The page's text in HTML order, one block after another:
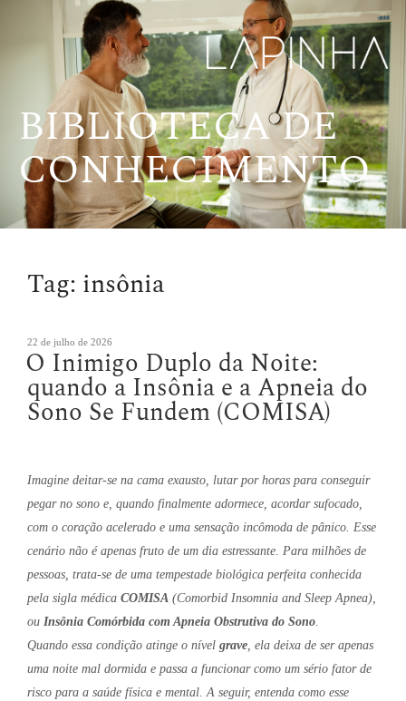
BIBLIOTECA DE
CONHECIMENTO
Tag: insônia
Publicado
em
22 de julho de 2026
O Inimigo Duplo da Noite:
quando a Insônia e a Apneia do
Sono Se Fundem (COMISA)
Imagine deitar-se na cama exausto, lutar por horas para conseguir
pegar no sono e, quando finalmente adormece, acordar sufocado,
com o coração acelerado e uma sensação incômoda de pânico. Esse
cenário não é apenas fruto de um dia estressante. Para milhões de
pessoas, trata-se de uma tempestade biológica perfeita conhecida
pela sigla médica COMISA (Comorbid Insomnia and Sleep Apnea),
ou Insônia Comórbida com Apneia Obstrutiva do Sono.
Quando essa condição atinge o nível grave, ela deixa de ser apenas
uma noite mal dormida e passa a funcionar como um sério fator de
risco para a saúde física e mental. A seguir, entenda como esse